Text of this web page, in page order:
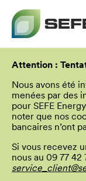
principal
Attention :
Nous avons été
menées par des
pour SEFE
noter que nos
bancaires n’ont
Si vous recevez
nous au 09 77 42